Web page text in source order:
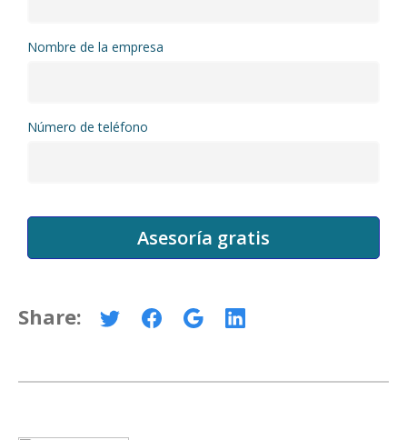
Nombre de la empresa
Número de teléfono
Share: